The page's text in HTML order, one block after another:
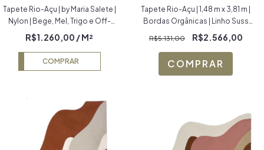
Tapete Rio-Açu | by Maria Salete |
Nylon | Bege, Mel, Trigo e Off-
White Econyl
R$1.260,00 / M²
COMPRAR
Tapete Rio-Açu | 1,48 m x 3,81 m |
Bordas Orgânicas | Linho Suss
Verde e Terracota, Veludo Riviera
Verde e Fendi
R$5.131,00 R$2.566,00